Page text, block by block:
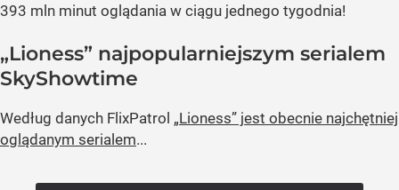
393 mln minut oglądania w ciągu jednego tygodnia!
„Lioness” najpopularniejszym serialem
SkyShowtime
Według danych FlixPatrol „Lioness” jest obecnie najchętniej
oglądanym serialem...